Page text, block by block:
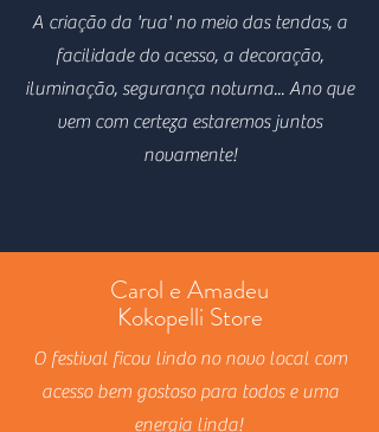
A criação da 'rua' no meio das tendas, a
facilidade do acesso, a decoração,
iluminação, segurança noturna... Ano que
vem com certeza estaremos juntos
novamente!
Carol e Amadeu
Kokopelli Store
O festival ficou lindo no novo local com
acesso bem gostoso para todos e uma
energia linda!